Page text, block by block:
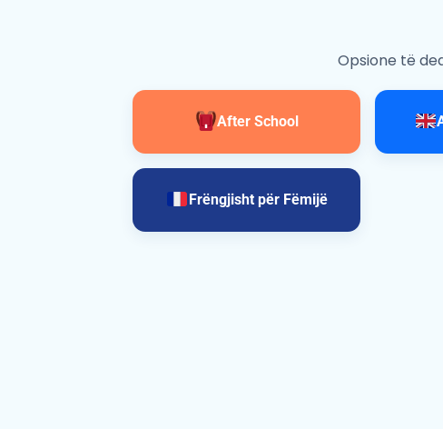
Opsione të
After School
Frëngjisht për Fëmijë